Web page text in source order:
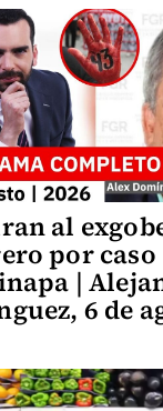
al
por caso
|
6 de